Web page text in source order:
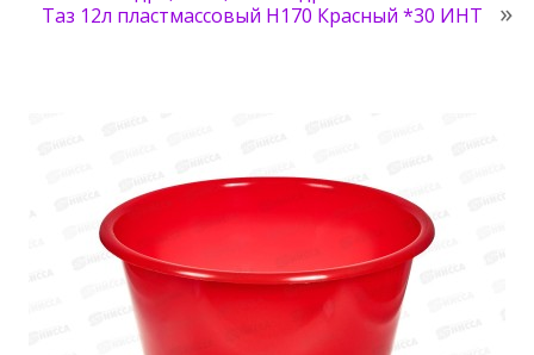
Таз 12л пластмассовый H170 Красный *30 ИНТ